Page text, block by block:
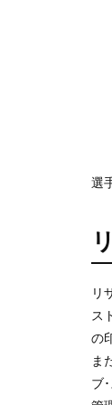
選
リ
ス
の
ま
ブ